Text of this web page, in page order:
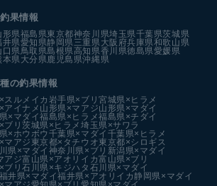
果情報
形県福島県東京都神奈川県埼玉県千葉県茨城県
井県愛知県静岡県三重県大阪府兵庫県和歌山県
口県鳥取県島根県高知県香川県徳島県愛媛県
本県大分県鹿児島県沖縄県
の釣果情報
スルメイカ 岩手県×ブリ宮城県×ヒラメ
アイナメ 山形県×マアジ山形県×マダイ
×マダイ福島県×ヒラメ福島県×チダイ
ブリ茨城県×ヒラメ埼玉県×サワラ
×ホウボウ 千葉県×マダイ 千葉県×ヒラメ
マアジ 東京都×タチウオ東京都×シロギス
県×マダイ 神奈川県×ブリ 新潟県×マダイ
アジ富山県×アオリイカ富山県×ブリ
ブリ石川県×キジハタ 石川県×マダイ
福井県×マダイ福井県×アオリイカ 静岡県×マダイ